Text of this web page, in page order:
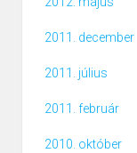
2011. december
2011. július
2011. február
2010. október